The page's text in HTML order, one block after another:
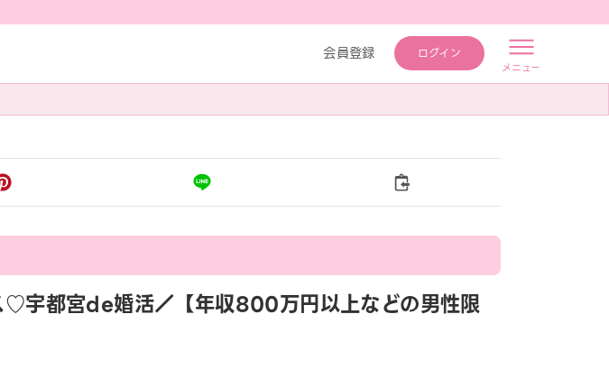
メニュー
会員登録 ログイン
都宮de婚活／【年収800万円以上などの男性限